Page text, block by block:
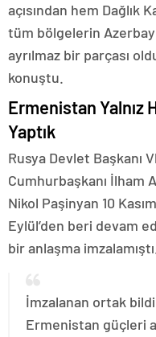
açısından hem Dağlık
tüm bölgelerin
ayrılmaz bir parçası
konuştu.
Ermenistan Yalnız
Yaptık
Rusya Devlet Başkanı
Cumhurbaşkanı İlham
Nikol Paşinyan 10
Eylül’den beri devam
bir anlaşma imzalamıştı.
İmzalanan ortak
Ermenistan güçleri